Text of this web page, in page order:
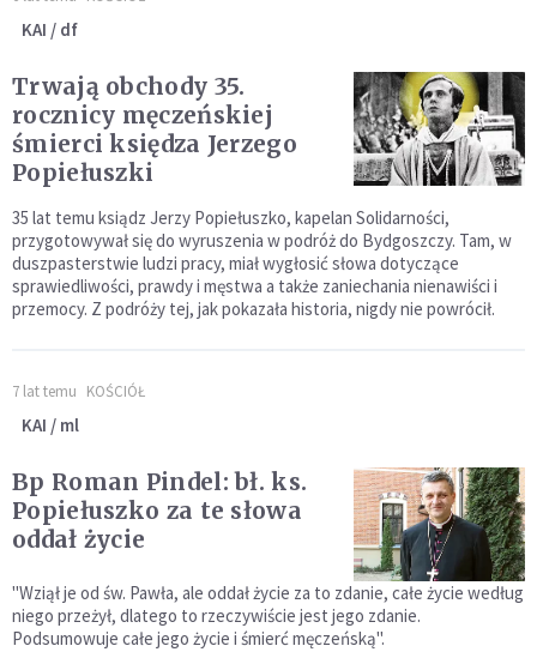
KAI / df
Trwają obchody 35.
rocznicy męczeńskiej
śmierci księdza Jerzego
Popiełuszki
35 lat temu ksiądz Jerzy Popiełuszko, kapelan Solidarności,
przygotowywał się do wyruszenia w podróż do Bydgoszczy. Tam, w
duszpasterstwie ludzi pracy, miał wygłosić słowa dotyczące
sprawiedliwości, prawdy i męstwa a także zaniechania nienawiści i
przemocy. Z podróży tej, jak pokazała historia, nigdy nie powrócił.
7 lat temu KOŚCIÓŁ
KAI / ml
Bp Roman Pindel: bł. ks.
Popiełuszko za te słowa
oddał życie
"Wziął je od św. Pawła, ale oddał życie za to zdanie, całe życie według
niego przeżył, dlatego to rzeczywiście jest jego zdanie.
Podsumowuje całe jego życie i śmierć męczeńską".